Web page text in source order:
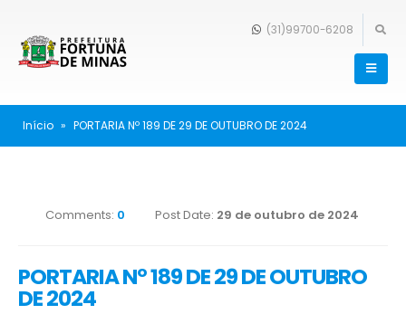
(31)99700-6208
Início » PORTARIA Nº 189 DE 29 DE OUTUBRO DE 2024
Comments: 0 Post Date: 29 de outubro de 2024
PORTARIA Nº 189 DE 29 DE OUTUBRO
DE 2024